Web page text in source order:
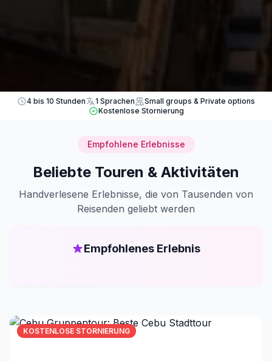
4 bis 10 Stunden 1 Sprachen
Small groups & Private options
Kostenlose Stornierung
Empfohlene Erlebnisse
Beliebte Touren & Aktivitäten
Handverlesene Erlebnisse, die von Tausenden von
Reisenden geliebt werden
Empfohlenes Erlebnis
KOSTENLOSE STORNIERUNG